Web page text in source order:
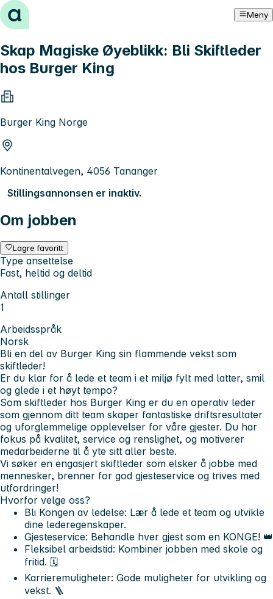
Hopp til innhold Meny
Skap Magiske Øyeblikk: Bli Skiftleder
hos Burger King
Burger King Norge
Kontinentalvegen, 4056 Tananger
Stillingsannonsen er inaktiv.
Om jobben
Lagre favoritt
Type ansettelse
Fast, heltid og deltid
Antall stillinger
1
Arbeidsspråk
Norsk
Bli en del av Burger King sin flammende vekst som
skiftleder!
Er du klar for å lede et team i et miljø fylt med latter, smil
og glede i et høyt tempo?
Som skiftleder hos Burger King er du en operativ leder
som gjennom ditt team skaper fantastiske driftsresultater
og uforglemmelige opplevelser for våre gjester. Du har
fokus på kvalitet, service og renslighet, og motiverer
medarbeiderne til å yte sitt aller beste.
Vi søker en engasjert skiftleder som elsker å jobbe med
mennesker, brenner for god gjesteservice og trives med
utfordringer!
Hvorfor velge oss?
Bli Kongen av ledelse: Lær å lede et team og utvikle
dine lederegenskaper.
Gjesteservice: Behandle hver gjest som en KONGE! 👑
Fleksibel arbeidstid: Kombiner jobben med skole og
fritid. 🗓️
Karrieremuligheter: Gode muligheter for utvikling og
vekst. 🪜